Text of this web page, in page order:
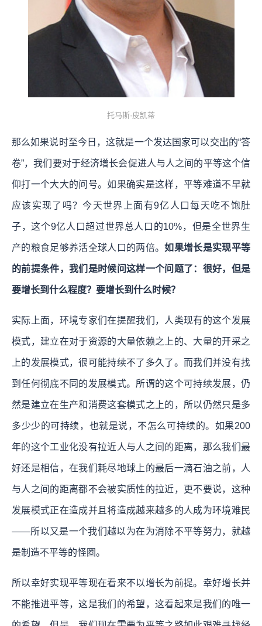
托马斯·皮凯蒂
那么如果说时至今日，这就是一个发达国家可以交出的“答
卷”，我们要对于经济增长会促进人与人之间的平等这个信
仰打一个大大的问号。如果确实是这样，平等难道不早就
应该实现了吗？今天世界上面有9亿人口每天吃不饱肚
子，这个9亿人口超过世界总人口的10%，但是全世界生
产的粮食足够养活全球人口的两倍。如果增长是实现平等
的前提条件，我们是时候问这样一个问题了：很好，但是
要增长到什么程度？要增长到什么时候？
实际上面，环境专家们在提醒我们，人类现有的这个发展
模式，建立在对于资源的大量依赖之上的、大量的开采之
上的发展模式，很可能持续不了多久了。而我们并没有找
到任何彻底不同的发展模式。所谓的这个可持续发展，仍
然是建立在生产和消费这套模式之上的，所以仍然只是多
多少少的可持续，也就是说，不怎么可持续的。如果200
年的这个工业化没有拉近人与人之间的距离，那么我们最
好还是相信，在我们耗尽地球上的最后一滴石油之前，人
与人之间的距离都不会被实质性的拉近，更不要说，这种
发展模式正在造成并且将造成越来越多的人成为环境难民
——所以又是一个我们越以为在为消除不平等努力，就越
是制造不平等的怪圈。
所以幸好实现平等现在看来不以增长为前提。幸好增长并
不能推进平等，这是我们的希望，这看起来是我们的唯一